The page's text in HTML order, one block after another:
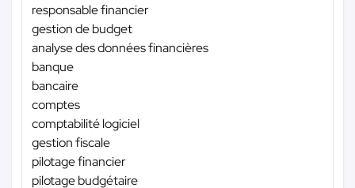
responsable financier
gestion de budget
analyse des données financières
banque
bancaire
comptes
comptabilité logiciel
gestion fiscale
pilotage financier
pilotage budgétaire